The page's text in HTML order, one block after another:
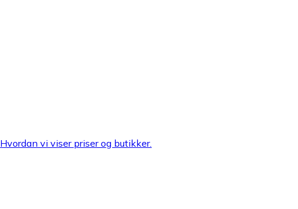
Hvordan vi viser priser og butikker.